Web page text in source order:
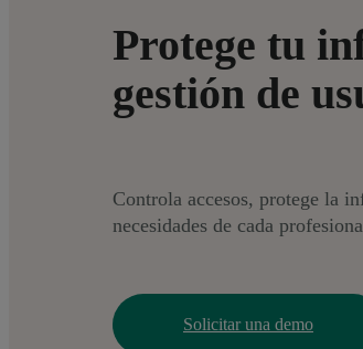
Protege tu
gestión de
Controla accesos, protege la
necesidades de cada
Solicitar una demo